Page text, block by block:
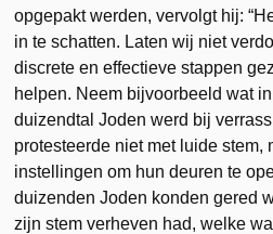
opgepakt werden, vervolgt hij:
in te schatten. Laten wij niet
discrete en effectieve stappen
helpen. Neem bijvoorbeeld wat
duizendtal Joden werd bij
protesteerde niet met luide stem,
instellingen om hun deuren te
duizenden Joden konden gered
zijn stem verheven had, welke